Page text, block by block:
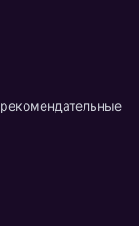
рекомендательные